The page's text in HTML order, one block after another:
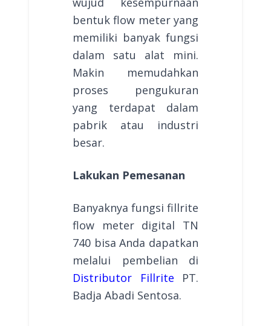
bentuk flow meter yang
memiliki banyak fungsi
dalam satu alat mini.
Makin memudahkan
proses pengukuran
yang terdapat dalam
pabrik atau industri
besar.
Lakukan Pemesanan
Banyaknya fungsi fillrite
flow meter digital TN
740 bisa Anda dapatkan
melalui pembelian di
Distributor Fillrite PT.
Badja Abadi Sentosa.